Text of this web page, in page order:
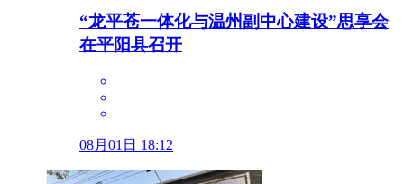
“龙平苍一体化与温州副中心建设”思享会
在平阳县召开
08月01日 18:12